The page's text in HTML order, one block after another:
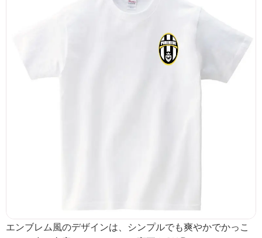
エンブレム風のデザインは、シンプルでも爽やかでかっこ